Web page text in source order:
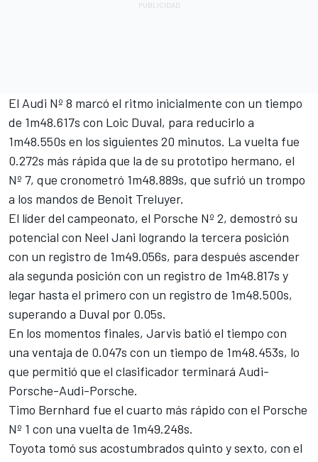
El Audi Nº 8 marcó el ritmo inicialmente con un tiempo
de 1m48.617s con Loic Duval, para reducirlo a
1m48.550s en los siguientes 20 minutos. La vuelta fue
0.272s más rápida que la de su prototipo hermano, el
Nº 7, que cronometró 1m48.889s, que sufrió un trompo
a los mandos de Benoit Treluyer.
El líder del campeonato, el Porsche Nº 2, demostró su
potencial con Neel Jani logrando la tercera posición
con un registro de 1m49.056s, para después ascender
ala segunda posición con un registro de 1m48.817s y
legar hasta el primero con un registro de 1m48.500s,
superando a Duval por 0.05s.
En los momentos finales, Jarvis batió el tiempo con
una ventaja de 0.047s con un tiempo de 1m48.453s, lo
que permitió que el clasificador terminará Audi-
Porsche-Audi-Porsche.
Timo Bernhard fue el cuarto más rápido con el Porsche
Nº 1 con una vuelta de 1m49.248s.
Toyota tomó sus acostumbrados quinto y sexto, con el